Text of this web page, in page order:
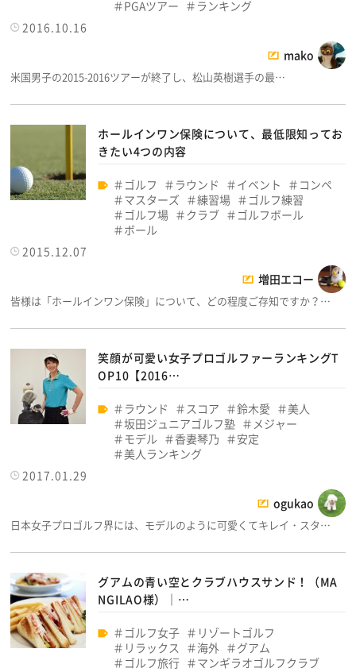
PGAツアー
ランキング
2016.10.16
mako
米国男子の2015-2016ツアーが終了し、松山英樹選手の最…
ホールインワン保険について、最低限知ってお
きたい4つの内容
ゴルフ ラウンド イベント
コンペ
マスターズ
練習場
ゴルフ練習
ゴルフ場
クラブ
ゴルフボール
ボール
2015.12.07
増田エコー
皆様は「ホールインワン保険」について、どの程度ご存知ですか？…
笑顔が可愛い女子プロゴルファーランキングT
OP10【2016…
ラウンド スコア 鈴木愛
美人
坂田ジュニアゴルフ塾
メジャー
モデル
香妻琴乃
安定
美人ランキング
2017.01.29
ogukao
日本女子プロゴルフ界には、モデルのように可愛くてキレイ・スタ…
グアムの青い空とクラブハウスサンド！（MA
NGILAO様）│…
ゴルフ女子
リゾートゴルフ
リラックス
海外
グアム
ゴルフ旅行
マンギラオゴルフクラブ